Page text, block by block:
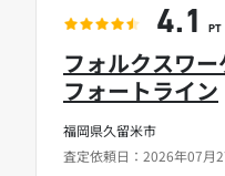
福岡県久留米市
査定依頼日：2026年07月
フォルクスワ
フォートライン
4.1 PT